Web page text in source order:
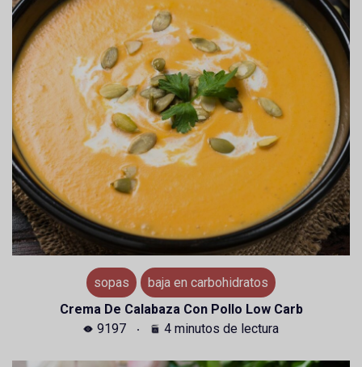
sopas
baja en carbohidratos
Crema De Calabaza Con Pollo Low Carb
9197
4 minutos de lectura